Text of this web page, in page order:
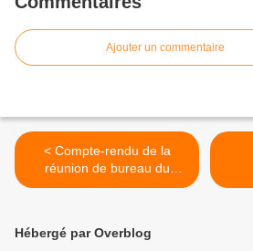
Ajouter un commentaire
< Compte-rendu de la
réunion de bureau du
08/02/2022
Hébergé par Overblog